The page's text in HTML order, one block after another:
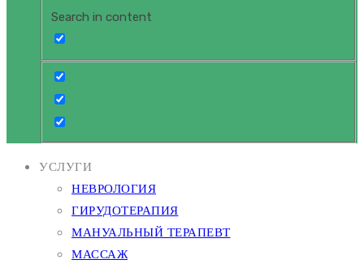
Search in content
УСЛУГИ
НЕВРОЛОГИЯ
ГИРУДОТЕРАПИЯ
МАНУАЛЬНЫЙ ТЕРАПЕВТ
МАССАЖ